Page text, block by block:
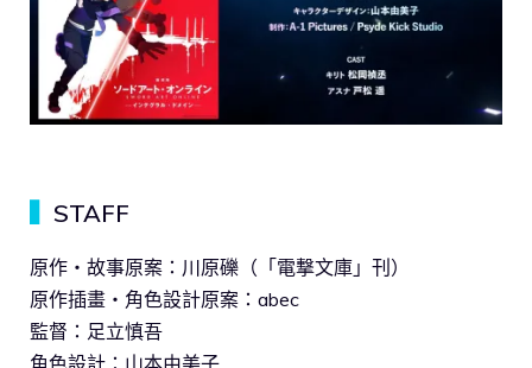
STAFF
原作・故事原案：川原礫（「電撃文庫」刊）
原作插畫・角色設計原案：abec
監督：足立慎吾